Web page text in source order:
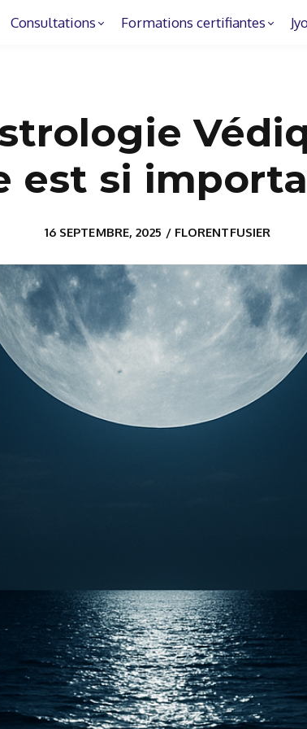
Consultations Formations certifiantes
est si
16 SEPTEMBRE, 2025 / FLORENTFUSIER